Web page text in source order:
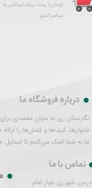
ارسال با پست،پیک،تیپاکس به
سراسر کشور
درباره فروشگاه ما
نگارستان ری به عنوان مقصدی
شلوارها، کیف‌ها و کفش‌ها را
ما به شما کمک می‌کنیم تا استایل
تماس با ما
شهرری بلوار امام